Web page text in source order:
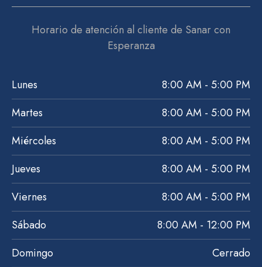
Horario de atención al cliente de Sanar con
Esperanza
Lunes
8:00 AM - 5:00 PM
Martes
8:00 AM - 5:00 PM
Miércoles
8:00 AM - 5:00 PM
Jueves
8:00 AM - 5:00 PM
Viernes
8:00 AM - 5:00 PM
Sábado
8:00 AM - 12:00 PM
Domingo
Cerrado